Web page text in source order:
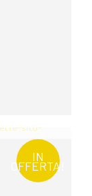
IN
OFFERTA!